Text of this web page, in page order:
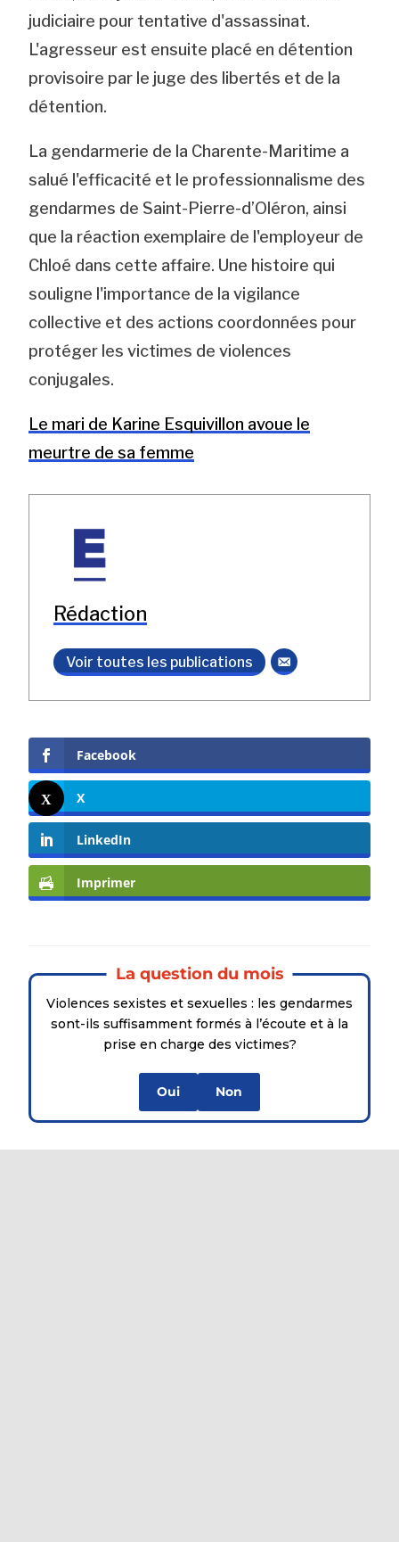
judiciaire pour tentative d'assassinat.
L'agresseur est ensuite placé en détention
provisoire par le juge des libertés et de la
détention.
La gendarmerie de la Charente-Maritime a
salué l'efficacité et le professionnalisme des
gendarmes de Saint-Pierre-d’Oléron, ainsi
que la réaction exemplaire de l'employeur de
Chloé dans cette affaire. Une histoire qui
souligne l'importance de la vigilance
collective et des actions coordonnées pour
protéger les victimes de violences
conjugales.
Le mari de Karine Esquivillon avoue le
meurtre de sa femme
Rédaction
Voir toutes les publications
Facebook
X
LinkedIn
Imprimer
La question du mois
Violences sexistes et sexuelles : les gendarmes
sont-ils suffisamment formés à l’écoute et à la
prise en charge des victimes?
Oui Non